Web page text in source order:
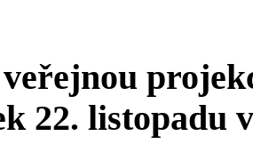
22. listopadu